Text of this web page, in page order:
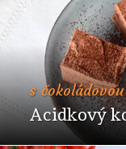
s
Acidkový